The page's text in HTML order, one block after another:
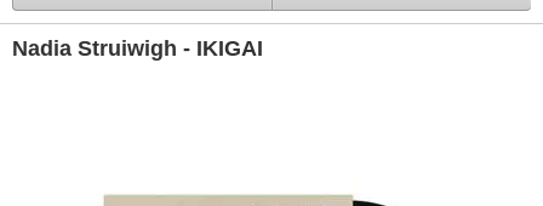
Nadia Struiwigh - IKIGAI